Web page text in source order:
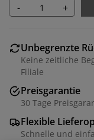
- +
Unbegrenzte
Keine zeitliche
Filiale
Preisgarantie
30 Tage
Flexible
Schnelle und